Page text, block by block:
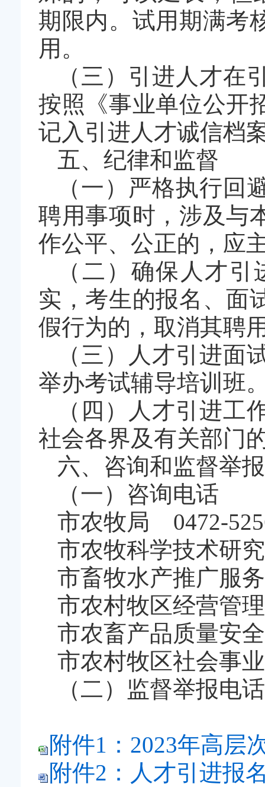
期限内。试用期满考
用。
（三）引进人才在
按照《事业单位公开
记入引进人才诚信档
五、纪律和监督
（一）严格执行回
聘用事项时，涉及与
作公平、公正的，应
（二）确保人才
实，考生的报名、面
假行为的，取消其聘
（三）人才引进面
举办考试辅导培训班
（四）人才引进工
社会各界及有关部门
六、咨询和监督举
（一）咨询电话
市农牧局 0472-
市农牧科学技术研
市畜牧水产推广服
市农村牧区经营管
市农畜产品质量安
市农村牧区社会事
（二）监督举报电
附件1：2023年高层
附件2：人才引进报